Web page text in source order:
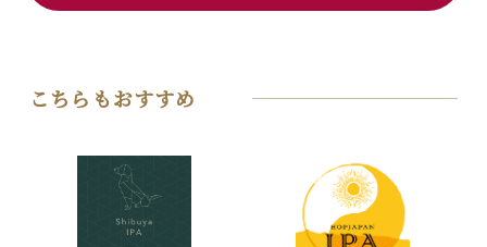
こちらもおすすめ